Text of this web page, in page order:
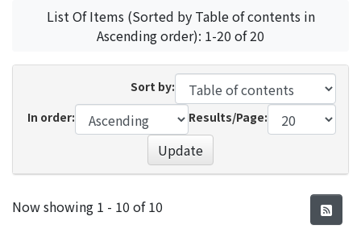
List Of Items (Sorted by Table of contents in
Ascending order): 1-20 of 20
Sort by:
In order:
Results/Page:
Update
Recent Submissions
Now showing 1 - 10 of 10